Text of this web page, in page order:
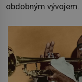
obdobným vývojem.